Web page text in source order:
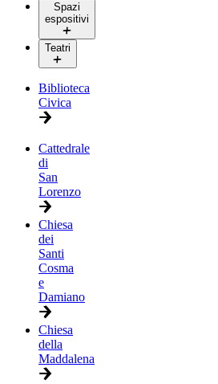
Spazi
espositivi
Teatri
Biblioteca
Civica
Cattedrale
di
San
Lorenzo
Chiesa
dei
Santi
Cosma
e
Damiano
Chiesa
della
Maddalena